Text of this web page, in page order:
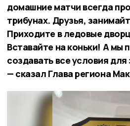
домашние матчи всегда
трибунах. Друзья,
Приходите в ледовые
Вставайте на коньки! А мы
создавать все условия
— сказал Глава региона